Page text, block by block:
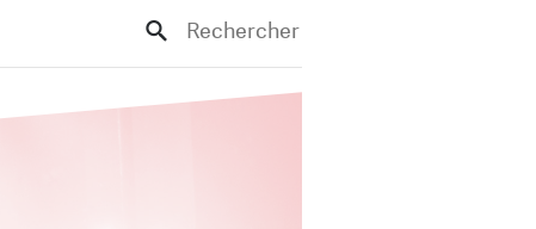
Rechercher